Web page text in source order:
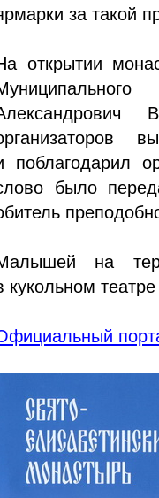
за такой
открытии
поблагодарил
было
на
кукольном театре